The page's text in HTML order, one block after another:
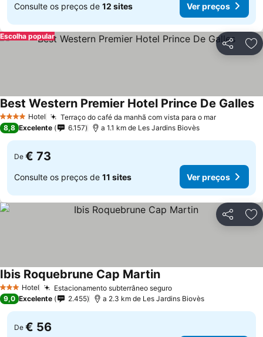
Consulte os preços de 12 sites Ver preços
Partilhar
Escolha popular
4 EstrelasHotel Terraço do café da manhã com vista para o mar
Best Western Premier Hotel Prince De Galles
8,8 Excelente 6.157 a 1.1 km de Les Jardins Biovès
De € 73
Consulte os preços de 11 sites Ver preços
Partilhar
3 EstrelasHotel Estacionamento subterrâneo seguro
Ibis Roquebrune Cap Martin
9,0 Excelente 2.455 a 2.3 km de Les Jardins Biovès
De € 56